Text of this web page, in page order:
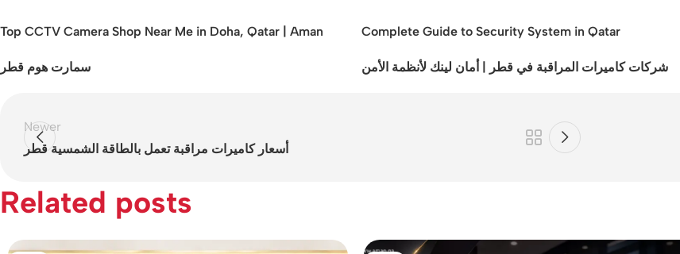
Top CCTV Camera Shop Near Me in Doha, Qatar | Aman Complete Guide to Security System in Qatar
سمارت هوم قطر شركات كاميرات المراقبة في قطر | أمان لينك لأنظمة الأمن
Newer
أسعار كاميرات مراقبة تعمل بالطاقة الشمسية قطر
Related posts